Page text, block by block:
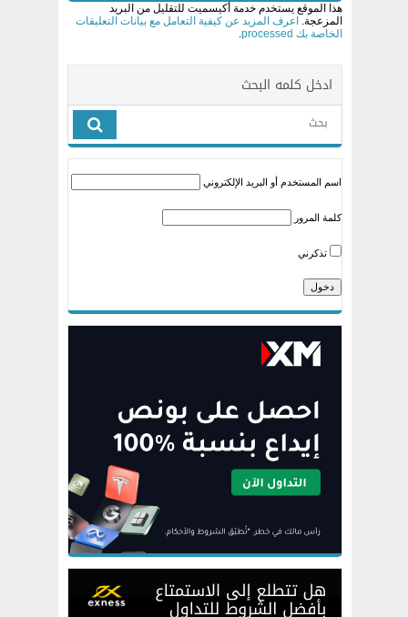
هذا الموقع يستخدم خدمة أكيسميت للتقليل من البريد
المزعجة. اعرف المزيد عن كيفية التعامل مع بيانات التعليقات
الخاصة بك processed
ادخل كلمه البحث
اسم المستخدم أو البريد الإلكتروني
كلمة المرور
تذكرني